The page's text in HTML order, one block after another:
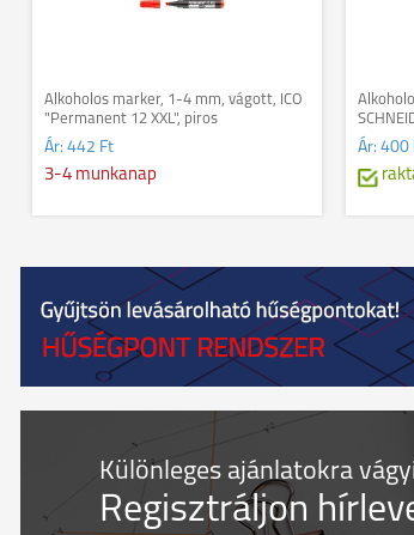
Alkoholos marker, 1-4 mm, vágott, ICO
"Permanent 12 XXL", piros
Ár: 442 Ft
3-4 munkanap
Ár: 400
Különleges ajánlatokra
Regisztráljon